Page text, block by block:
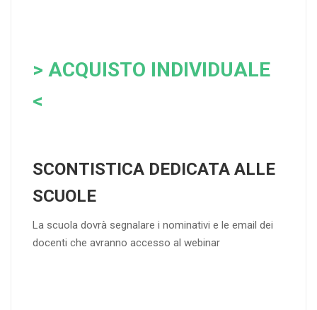
> ACQUISTO INDIVIDUALE
<
SCONTISTICA DEDICATA ALLE
SCUOLE
La scuola dovrà segnalare i nominativi e le email dei
docenti che avranno accesso al webinar